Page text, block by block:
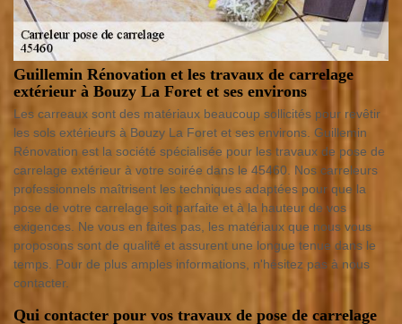
Guillemin Rénovation et les travaux de carrelage
extérieur à Bouzy La Foret et ses environs
Les carreaux sont des matériaux beaucoup sollicités pour revêtir
les sols extérieurs à Bouzy La Foret et ses environs. Guillemin
Rénovation est la société spécialisée pour les travaux de pose de
carrelage extérieur à votre soirée dans le 45460. Nos carreleurs
professionnels maîtrisent les techniques adaptées pour que la
pose de votre carrelage soit parfaite et à la hauteur de vos
exigences. Ne vous en faites pas, les matériaux que nous vous
proposons sont de qualité et assurent une longue tenue dans le
temps. Pour de plus amples informations, n'hésitez pas à nous
contacter.
Qui contacter pour vos travaux de pose de carrelage